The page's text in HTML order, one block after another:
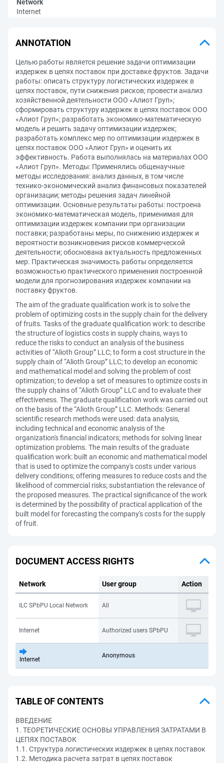
Network
Internet
ANNOTATION
Целью работы является решение задачи оптимизации
издержек в цепях поставок при доставке фруктов. Задачи
работы: описать структуру логистических издержек в
цепях поставок, пути снижения рисков; провести анализ
хозяйственной деятельности ООО «Алиот Груп»;
сформировать структуру издержек в цепях поставок ООО
«Алиот Груп»; разработать экономико-математическую
модель и решить задачу оптимизации издержек;
разработать комплекс мер по оптимизации издержек в
цепях поставок ООО «Алиот Груп» и оценить их
эффективность. Работа выполнялась на материалах ООО
«Алиот Груп». Методы: Применялись общенаучные
методы исследования: анализ данных, в том числе
технико-экономический анализ финансовых показателей
организации; методы решения задач линейной
оптимизации. Основные результаты работы: построена
экономико-математическая модель, применимая для
оптимизации издержек компании при организации
поставки; разработаны меры, по снижению издержек и
вероятности возникновения рисков коммерческой
деятельности; обоснована актуальность предложенных
мер. Практическая значимость работы определяется
возможностью практического применения построенной
модели для прогнозирования издержек компании на
поставку фруктов.
The aim of the graduate qualification work is to solve the
problem of optimizing costs in the supply chain for the delivery
of fruits. Tasks of the graduate qualification work: to describe
the structure of logistics costs in supply chains, ways to
reduce the risks to conduct an analysis of the business
activities of “Alioth Group” LLC; to form a cost structure in the
supply chain of “Alioth Group” LLC; to develop an economic
and mathematical model and solving the problem of cost
optimization; to develop a set of measures to optimize costs in
the supply chains of “Alioth Group” LLC and to evaluate their
effectiveness. The graduate qualification work was carried out
on the basis of the “Alioth Group” LLC. Methods: General
scientific research methods were used: data analysis,
including technical and economic analysis of the
organization's financial indicators; methods for solving linear
optimization problems. The main results of the graduate
qualification work: built an economic and mathematical model
that is used to optimize the company's costs under various
delivery conditions; offering measures to reduce costs and the
likelihood of commercial risks; substantiation the relevance of
the proposed measures. The practical significance of the work
is determined by the possibility of practical application of the
built model for forecasting the company's costs for the supply
of fruit.
DOCUMENT ACCESS RIGHTS
Network User group Action
ILC SPbPU Local Network All
Internet Authorized users SPbPU
Internet
Anonymous
TABLE OF CONTENTS
ВВЕДЕНИЕ
1. ТЕОРЕТИЧЕСКИЕ ОСНОВЫ УПРАВЛЕНИЯ ЗАТРАТАМИ В
ЦЕПЯХ ПОСТАВОК
1.1. Структура логистических издержек в цепях поставок
1.2. Методика расчета затрат в цепях поставок